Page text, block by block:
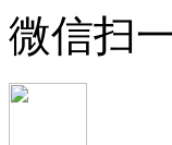
微信扫